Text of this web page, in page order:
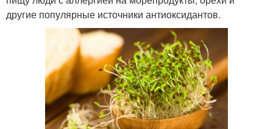
другие популярные источники антиоксидантов.